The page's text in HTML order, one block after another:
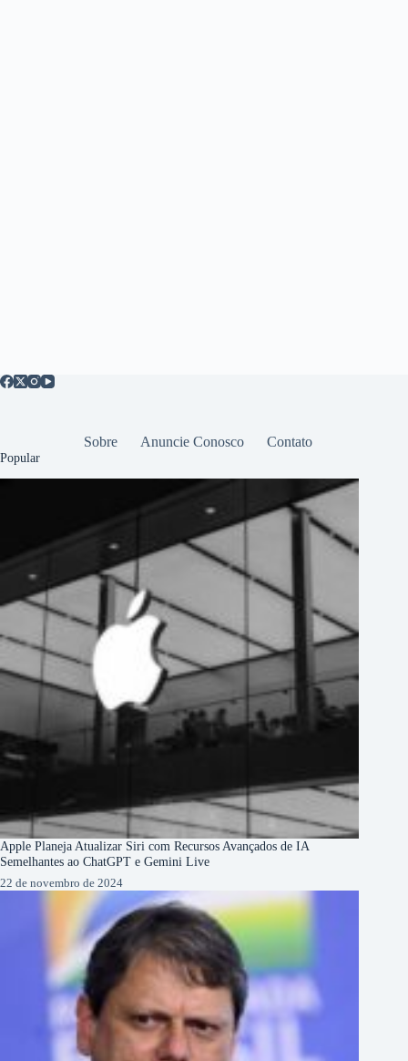
Sobre Anuncie Conosco Contato
Popular
Apple Planeja Atualizar Siri com Recursos Avançados de IA
Semelhantes ao ChatGPT e Gemini Live
22 de novembro de 2024